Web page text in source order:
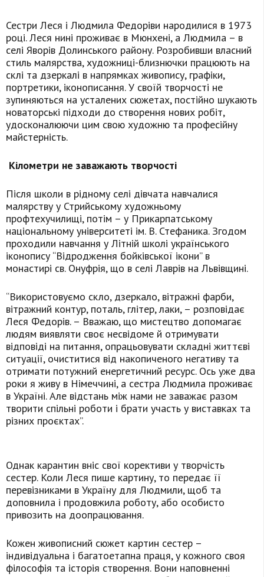
Сестри Леся і Людмила Федоріви народилися в 1973
році. Леся нині проживає в Мюнхені, а Людмила – в
селі Яворів Долинського району. Розробивши власний
стиль малярства, художниці-близнючки працюють на
склі та дзеркалі в напрямках живопису, графіки,
портретики, іконописання. У своїй творчості не
зупиняються на усталених сюжетах, постійно шукають
новаторські підходи до створення нових робіт,
удосконалюючи цим свою художню та професійну
майстерність.
Кілометри не заважають творчості
Після школи в рідному селі дівчата навчалися
малярству у Стрийському художньому
профтехучилищі, потім – у Прикарпатському
національному університеті ім. В. Стефаника. Згодом
проходили навчання у Літній школі українського
іконопису “Відродження бойківської ікони” в
монастирі св. Онуфрія, що в селі Лаврів на Львівщині.
“Використовуємо скло, дзеркало, вітражні фарби,
вітражний контур, поталь, глітер, лаки, – розповідає
Леся Федорів. – Вважаю, що мистецтво допомагає
людям виявляти своє несвідоме й отримувати
відповіді на питання, опрацьовувати складні життєві
ситуації, очиститися від накопиченого негативу та
отримати потужний енергетичний ресурс. Ось уже два
роки я живу в Німеччині, а сестра Людмила проживає
в Україні. Але відстань між нами не заважає разом
творити спільні роботи і брати участь у виставках та
різних проєктах”.
Однак карантин вніс свої корективи у творчість
сестер. Коли Леся пише картину, то передає її
перевізниками в Україну для Людмили, щоб та
доповнила і продовжила роботу, або особисто
привозить на доопрацювання.
Кожен живописний сюжет картин сестер –
індивідуальна і багатоетапна праця, у кожного своя
філософія та історія створення. Вони наповненні